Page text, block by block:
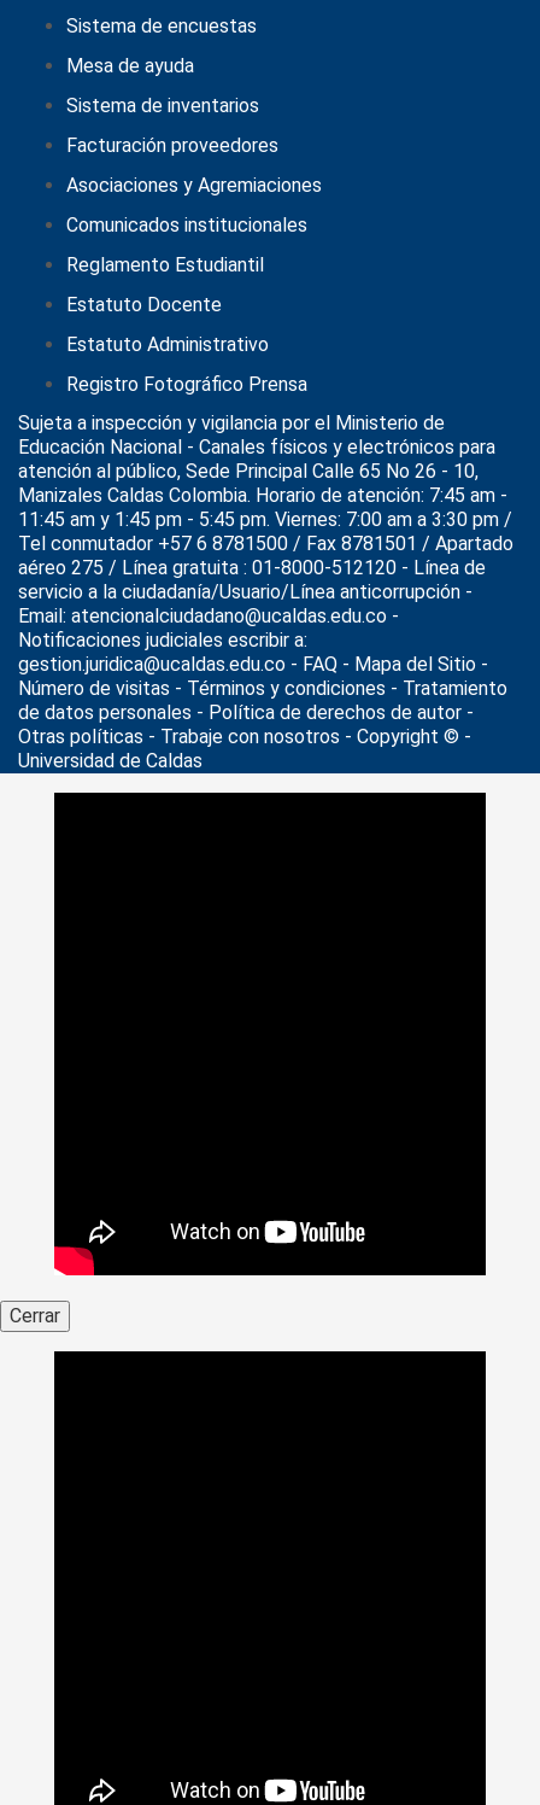
Sistema de encuestas
Mesa de ayuda
Sistema de inventarios
Facturación proveedores
Asociaciones y Agremiaciones
Comunicados institucionales
Reglamento Estudiantil
Estatuto Docente
Estatuto Administrativo
Registro Fotográfico Prensa
Sujeta a inspección y vigilancia por el Ministerio de
Educación Nacional - Canales físicos y electrónicos para
atención al público, Sede Principal Calle 65 No 26 - 10,
Manizales Caldas Colombia. Horario de atención: 7:45 am -
11:45 am y 1:45 pm - 5:45 pm. Viernes: 7:00 am a 3:30 pm /
Tel conmutador +57 6 8781500 / Fax 8781501 / Apartado
aéreo 275 / Línea gratuita : 01-8000-512120 - Línea de
servicio a la ciudadanía/Usuario/Línea anticorrupción -
Email: atencionalciudadano@ucaldas.edu.co -
Notificaciones judiciales escribir a:
gestion.juridica@ucaldas.edu.co - FAQ - Mapa del Sitio -
Número de visitas - Términos y condiciones - Tratamiento
de datos personales - Política de derechos de autor -
Otras políticas - Trabaje con nosotros - Copyright © -
Universidad de Caldas
Cerrar